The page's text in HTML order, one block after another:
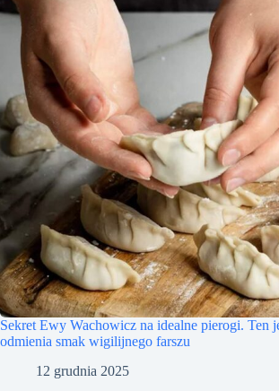
Sekret Ewy Wachowicz na idealne pierogi. Ten
odmienia smak wigilijnego farszu
12 grudnia 2025